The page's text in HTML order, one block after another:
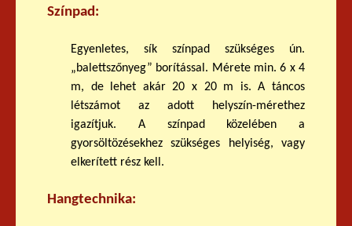
Színpad:
Egyenletes, sík színpad szükséges ún.
„balettszőnyeg” borítással. Mérete min. 6 x 4
m, de lehet akár 20 x 20 m is. A táncos
létszámot az adott helyszín-mérethez
igazítjuk. A színpad közelében a
gyorsöltözésekhez szükséges helyiség, vagy
elkerített rész kell.
Hangtechnika: